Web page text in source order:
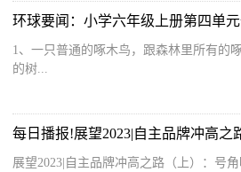
1、一只普通的啄木鸟，跟森林里所有的
的树...
每日播报!展望2023|自主品牌冲高之
展望2023|自主品牌冲高之路（上）：号